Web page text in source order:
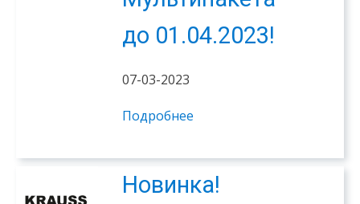
до 01.04.2023!
07-03-2023
Подробнее
Новинка!